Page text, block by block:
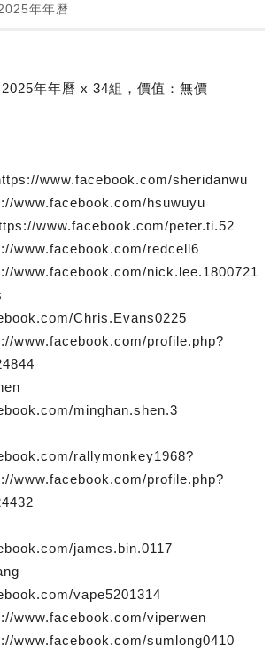
年年曆
年年曆 x 34組，價值：無價
www.facebook.com/sheridanwu
www.facebook.com/hsuwuyu
www.facebook.com/peter.ti.52
www.facebook.com/redcell6
www.facebook.com/nick.lee.1800721
Chris.Evans0225
www.facebook.com/profile.php?
minghan.shen.3
rallymonkey1968?
www.facebook.com/profile.php?
james.bin.0117
vape5201314
www.facebook.com/viperwen
www.facebook.com/sumlong0410